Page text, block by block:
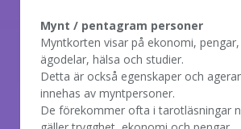
Mynt / pentagram personer
Myntkorten visar på ekonomi,
ägodelar, hälsa och studier.
Detta är också egenskaper och
innehas av myntpersoner.
De förekommer ofta i tarotläsningar